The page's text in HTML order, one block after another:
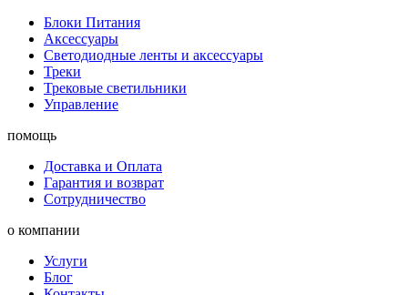
Блоки Питания
Аксессуары
Светодиодные ленты и аксессуары
Треки
Трековые светильники
Управление
помощь
Доставка и Оплата
Гарантия и возврат
Сотрудничество
о компании
Услуги
Блог